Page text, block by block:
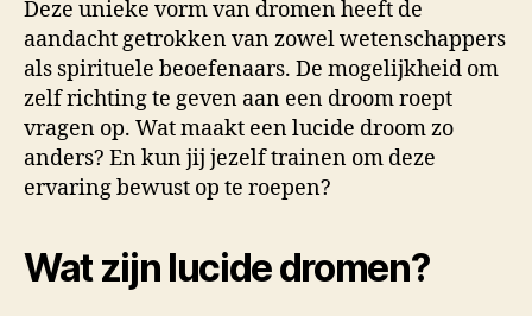
Deze unieke vorm van dromen heeft de
aandacht getrokken van zowel wetenschappers
als spirituele beoefenaars. De mogelijkheid om
zelf richting te geven aan een droom roept
vragen op. Wat maakt een lucide droom zo
anders? En kun jij jezelf trainen om deze
ervaring bewust op te roepen?
Wat zijn lucide dromen?